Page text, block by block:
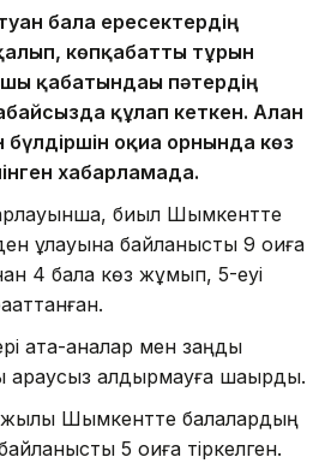
бала ересектердің
көпқабатты тұрғын
қабатындағы пәтердің
құлап кеткен. Алған
оқиға орнында көз
хабарламада.
биыл Шымкентте
құлауына байланысты 9 оқиға
4 бала көз жұмып, 5-еуі
ата-аналар мен заңды
қараусыз қалдырмауға шақырды.
жылы Шымкентте балалардың
5 оқиға тіркелген.